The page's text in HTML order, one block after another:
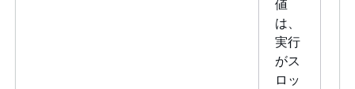
値
は、
実行
がス
ロッ